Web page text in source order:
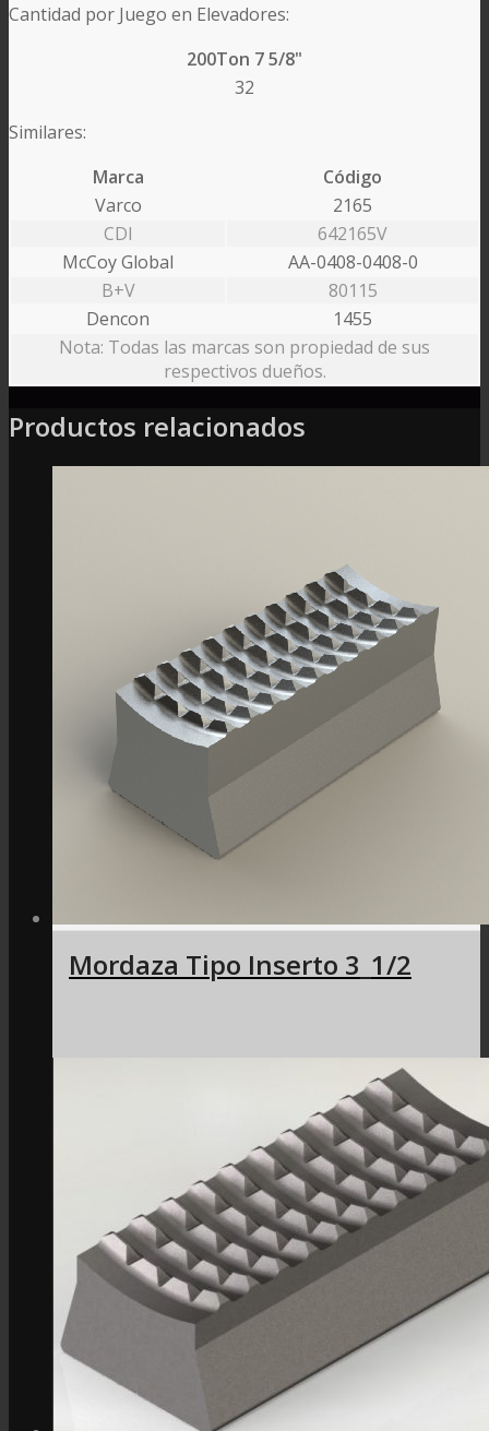
Cantidad por Juego en Elevadores:
200Ton 7 5/8"
32
Similares:
Marca
Código
Varco
2165
CDI
642165V
McCoy Global
AA-0408-0408-0
B+V
80115
Dencon
1455
Nota: Todas las marcas son propiedad de sus
respectivos dueños.
Productos relacionados
Mordaza Tipo Inserto 3_1/2